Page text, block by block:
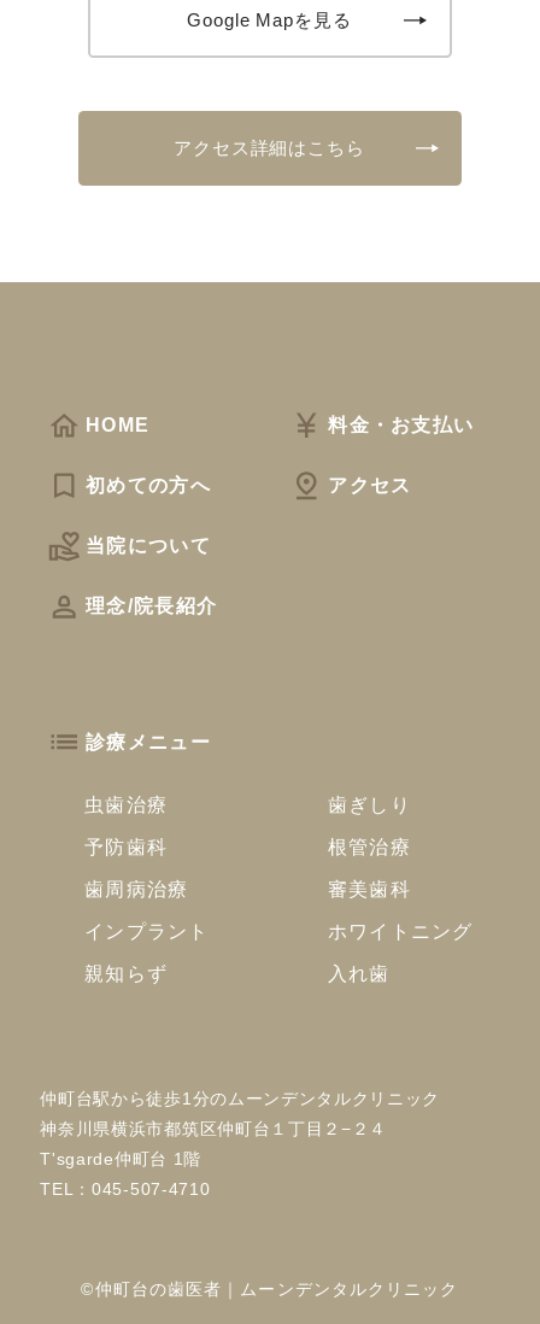
Google Mapを見る
アクセス詳細はこちら
HOME
初めての方へ
当院について
理念/院長紹介
料金・お支払い
アクセス
診療メニュー
虫歯治療
歯ぎしり
予防歯科
根管治療
歯周病治療
審美歯科
インプラント
ホワイトニング
親知らず
入れ歯
仲町台駅から徒歩1分のムーンデンタルクリニック
神奈川県横浜市都筑区仲町台１丁目２−２４
T'sgarde仲町台 1階
TEL：045-507-4710
©仲町台の歯医者｜ムーンデンタルクリニック